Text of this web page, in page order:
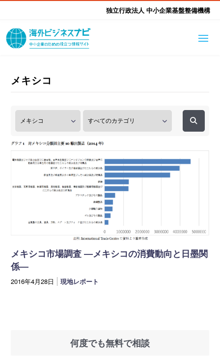
独立行政法人 中小企業基盤整備機構
海外ビジネスナビとは
海外出展 海外展示会ハン
ドブック
ふかぼり海外
進出・支援事例 調査レポート
アドバイザーリスト
本部・関東本部 北海道本部
東北本部
北陸本部
支援メニュー
海外展開アドバイス支援
海外展開支援メニュー 関係機関のリンク集
メキシコ
メキシコ市場調査 ―メキシコの消費動向と日墨関
係―
2016年4月28日 現地レポート
何度でも無料で相談